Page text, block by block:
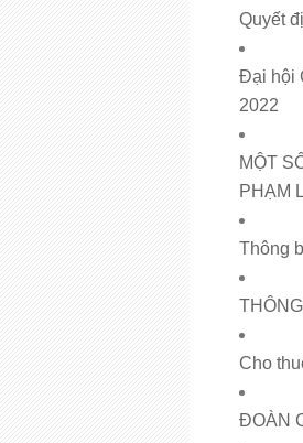
Quyết
Đại hội
2022
MỘT
PHẠM
Thông
Cho
ĐOÀN